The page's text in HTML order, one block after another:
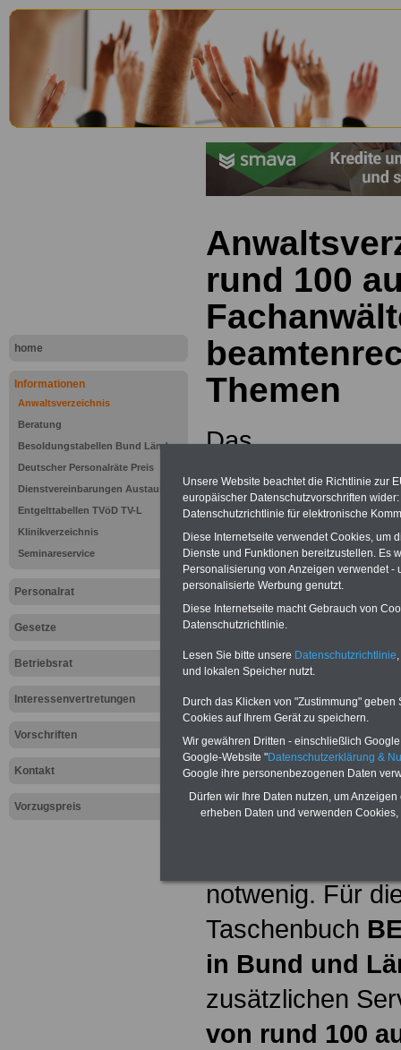
home
Informationen
Anwaltsverzeichnis
Beratung
Besoldungstabellen Bund Länder
Deutscher Personalräte Preis
Dienstvereinbarungen Austausch
Entgelttabellen TVöD TV-L
Klinikverzeichnis
Seminareservice
Personalrat
Gesetze
Betriebsrat
Interessenvertretungen
Vorschriften
Kontakt
Vorzugspreis
rund 100
Themen
Das
Taschenbuch
in Bund und
mit der
Versorgung der
dieses
oft zu streitigen
Beamten und
Gewerkschaften
oftmals bei der
Rechte. Aber es
notwenig. Für
Taschenbuch
in Bund und
zusätzlichen
von rund 100
Unsere Website beachtet die Richtlinie zur
europäischer Datenschutzvorschriften
Datenschutzrichtlinie für elektronische
Diese Internetseite verwendet Cookies, um
Dienste und Funktionen bereitzustellen. Es
Personalisierung von Anzeigen verwendet
personalisierte Werbung genutzt.
Diese Internetseite macht Gebrauch von
Datenschutzrichtlinie.
Lesen Sie bitte unsere Datenschutzrichtlinie
und lokalen Speicher nutzt.
Durch das Klicken von "Zustimmung"
Cookies auf Ihrem Gerät zu speichern.
Wir gewähren Dritten - einschließlich
Google-Website "Datenschutzerklärung &
Google ihre personenbezogenen Daten
Dürfen wir Ihre Daten nutzen, um
erheben Daten und verwenden